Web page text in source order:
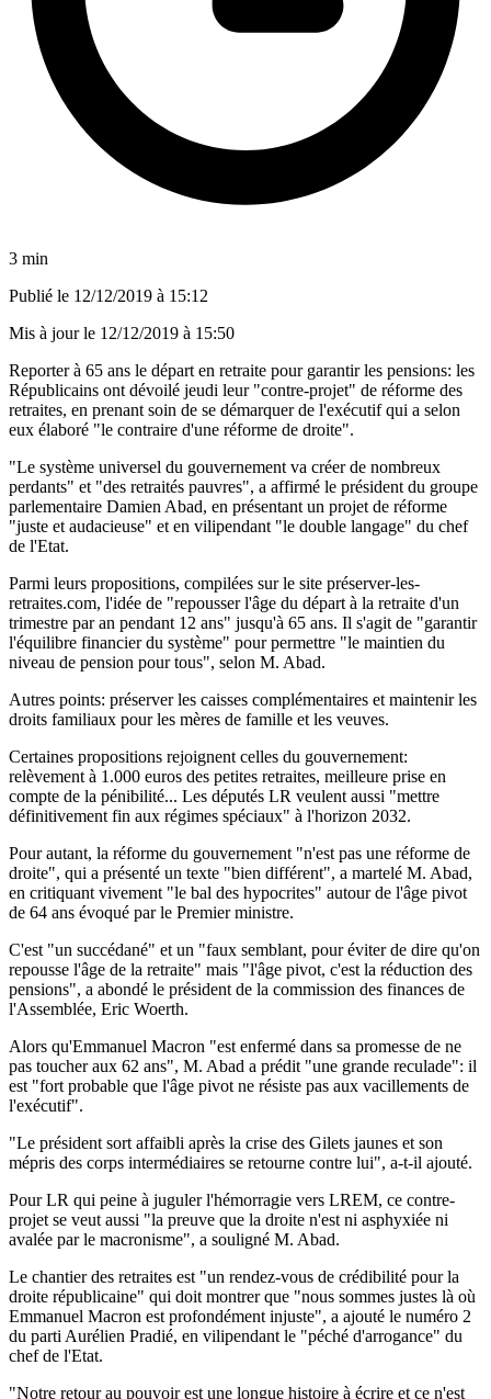
3 min
Publié le 12/12/2019 à 15:12
Mis à jour le 12/12/2019 à 15:50
Reporter à 65 ans le départ en retraite pour garantir les pensions: les
Républicains ont dévoilé jeudi leur "contre-projet" de réforme des
retraites, en prenant soin de se démarquer de l'exécutif qui a selon
eux élaboré "le contraire d'une réforme de droite".
"Le système universel du gouvernement va créer de nombreux
perdants" et "des retraités pauvres", a affirmé le président du groupe
parlementaire Damien Abad, en présentant un projet de réforme
"juste et audacieuse" et en vilipendant "le double langage" du chef
de l'Etat.
Parmi leurs propositions, compilées sur le site préserver-les-
retraites.com, l'idée de "repousser l'âge du départ à la retraite d'un
trimestre par an pendant 12 ans" jusqu'à 65 ans. Il s'agit de "garantir
l'équilibre financier du système" pour permettre "le maintien du
niveau de pension pour tous", selon M. Abad.
Autres points: préserver les caisses complémentaires et maintenir les
droits familiaux pour les mères de famille et les veuves.
Certaines propositions rejoignent celles du gouvernement:
relèvement à 1.000 euros des petites retraites, meilleure prise en
compte de la pénibilité... Les députés LR veulent aussi "mettre
définitivement fin aux régimes spéciaux" à l'horizon 2032.
Pour autant, la réforme du gouvernement "n'est pas une réforme de
droite", qui a présenté un texte "bien différent", a martelé M. Abad,
en critiquant vivement "le bal des hypocrites" autour de l'âge pivot
de 64 ans évoqué par le Premier ministre.
C'est "un succédané" et un "faux semblant, pour éviter de dire qu'on
repousse l'âge de la retraite" mais "l'âge pivot, c'est la réduction des
pensions", a abondé le président de la commission des finances de
l'Assemblée, Eric Woerth.
Alors qu'Emmanuel Macron "est enfermé dans sa promesse de ne
pas toucher aux 62 ans", M. Abad a prédit "une grande reculade": il
est "fort probable que l'âge pivot ne résiste pas aux vacillements de
l'exécutif".
"Le président sort affaibli après la crise des Gilets jaunes et son
mépris des corps intermédiaires se retourne contre lui", a-t-il ajouté.
Pour LR qui peine à juguler l'hémorragie vers LREM, ce contre-
projet se veut aussi "la preuve que la droite n'est ni asphyxiée ni
avalée par le macronisme", a souligné M. Abad.
Le chantier des retraites est "un rendez-vous de crédibilité pour la
droite républicaine" qui doit montrer que "nous sommes justes là où
Emmanuel Macron est profondément injuste", a ajouté le numéro 2
du parti Aurélien Pradié, en vilipendant le "péché d'arrogance" du
chef de l'Etat.
"Notre retour au pouvoir est une longue histoire à écrire et ce n'est